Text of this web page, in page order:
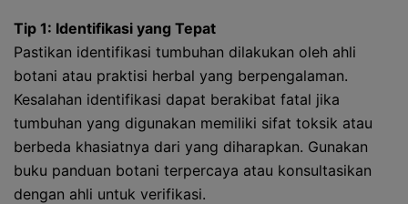
Tip 1: Identifikasi yang Tepat
Pastikan identifikasi tumbuhan dilakukan oleh ahli
botani atau praktisi herbal yang berpengalaman.
Kesalahan identifikasi dapat berakibat fatal jika
tumbuhan yang digunakan memiliki sifat toksik atau
berbeda khasiatnya dari yang diharapkan. Gunakan
buku panduan botani terpercaya atau konsultasikan
dengan ahli untuk verifikasi.